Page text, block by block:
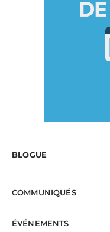
BLOGUE
COMMUNIQUÉS
ÉVÉNEMENTS